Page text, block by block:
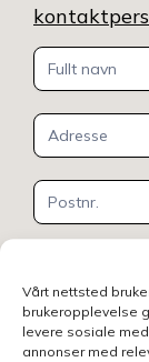
Vårt nettsted
brukeropplevelse
levere sosiale
annonser med
Kontakt
oss